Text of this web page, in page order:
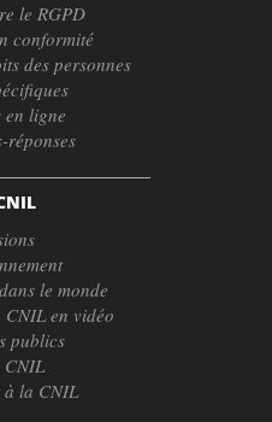
le RGPD
conformité
des personnes
en ligne
réponses
le monde
en vidéo
publics
CNIL
la CNIL